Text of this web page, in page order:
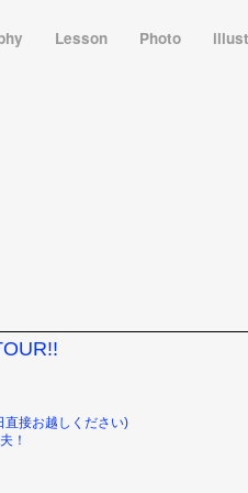
Lesson Photo
接お越しください)
！